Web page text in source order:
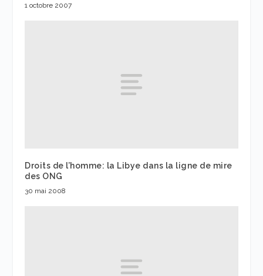
1 octobre 2007
Droits de l’homme: la Libye dans la ligne de mire
des ONG
30 mai 2008